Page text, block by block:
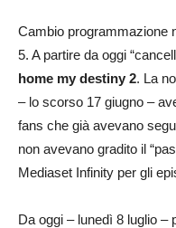
Cambio programmazione
5. A partire da oggi
home my destiny 2. La
– lo scorso 17 giugno –
fans che già avevano
non avevano gradito il
Mediaset Infinity per gli
Da oggi – lunedì 8 luglio –